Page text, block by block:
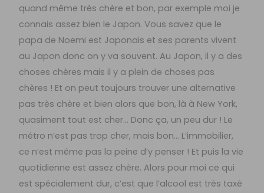
quand même très chère et bon, par exemple moi je
connais assez bien le Japon. Vous savez que le
papa de Noemi est Japonais et ses parents vivent
au Japon donc on y va souvent. Au Japon, il y a des
choses chères mais il y a plein de choses pas
chères ! Et on peut toujours trouver une alternative
pas très chère et bien alors que bon, là à New York,
quasiment tout est cher… Donc ça, un peu dur ! Le
métro n’est pas trop cher, mais bon… L’immobilier,
ce n’est même pas la peine d’y penser ! Et puis la vie
quotidienne est assez chère. Alors pour moi ce qui
est spécialement dur, c’est que l’alcool est très taxé